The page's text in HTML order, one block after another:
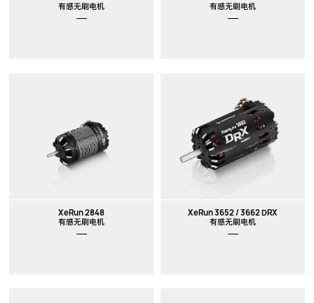
有感无刷电机 有感无刷电机
XeRun 2848
有感无刷电机
XeRun 3652 / 3662 DRX
有感无刷电机